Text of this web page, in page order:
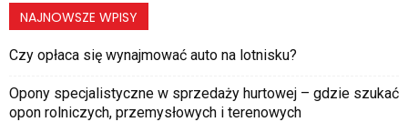
NAJNOWSZE WPISY
Czy opłaca się wynajmować auto na lotnisku?
Opony specjalistyczne w sprzedaży hurtowej – gdzie szukać
opon rolniczych, przemysłowych i terenowych